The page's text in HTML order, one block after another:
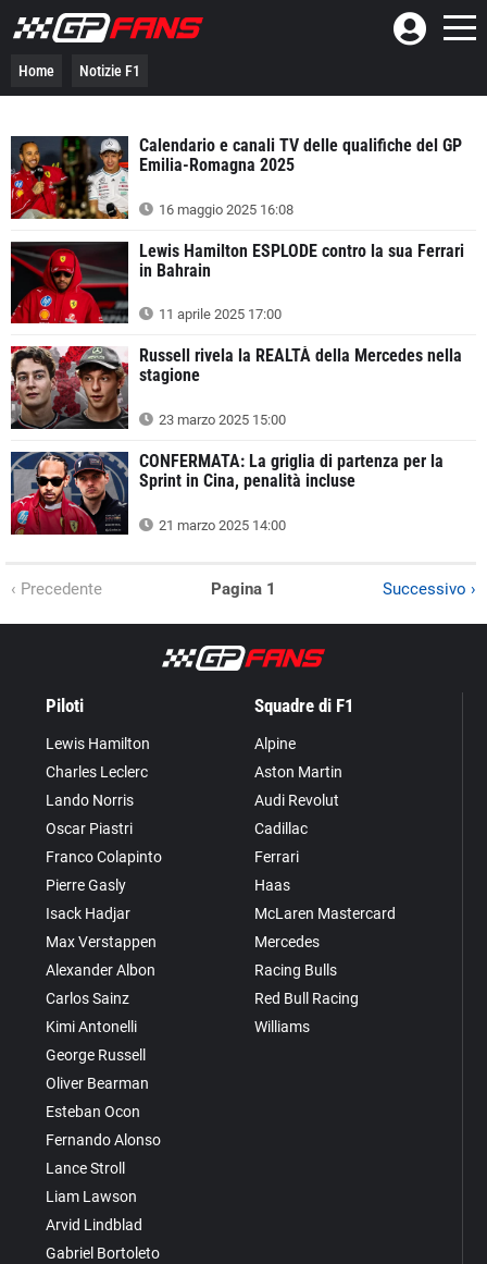
Home Notizie F1
Calendario e canali TV delle qualifiche del GP
Emilia-Romagna 2025
16 maggio 2025 16:08
Lewis Hamilton ESPLODE contro la sua Ferrari
in Bahrain
11 aprile 2025 17:00
Russell rivela la REALTÀ della Mercedes nella
stagione
23 marzo 2025 15:00
CONFERMATA: La griglia di partenza per la
Sprint in Cina, penalità incluse
21 marzo 2025 14:00
‹ Precedente Pagina 1 Successivo ›
Piloti
Lewis Hamilton
Charles Leclerc
Lando Norris
Oscar Piastri
Franco Colapinto
Pierre Gasly
Isack Hadjar
Max Verstappen
Alexander Albon
Carlos Sainz
Kimi Antonelli
George Russell
Oliver Bearman
Esteban Ocon
Fernando Alonso
Lance Stroll
Liam Lawson
Arvid Lindblad
Gabriel Bortoleto
Squadre di F1
Alpine
Aston Martin
Audi Revolut
Cadillac
Ferrari
Haas
McLaren Mastercard
Mercedes
Racing Bulls
Red Bull Racing
Williams